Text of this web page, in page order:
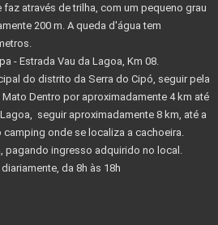
através de trilha, com um pequeno grau
200 m. A queda d'água tem
- Estrada Vau da Lagoa, Km 08.
do distrito da Serra do Cipó, seguir pela
Dentro por aproximadamente 4 km até
seguir aproximadamente 8 km, até a
onde se localiza a cachoeira.
pagando ingresso adquirido no local.
diariamente, da 8h às 18h